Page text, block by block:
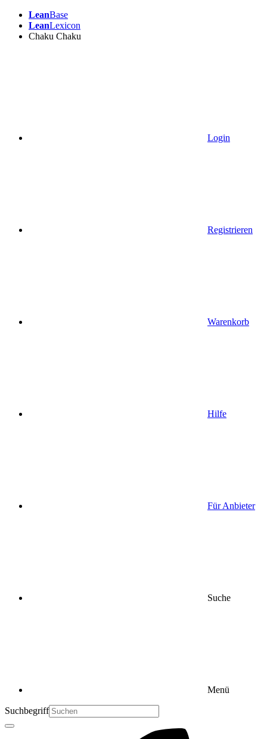
LeanBase
LeanLexicon
Chaku Chaku
Login
Registrieren
Warenkorb
Hilfe
Für Anbieter
Suche
Menü
Suchbegriff